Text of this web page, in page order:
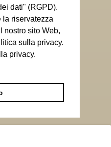
dati" (RGPD).
la riservatezza
nostro sito Web,
sulla privacy.
privacy.